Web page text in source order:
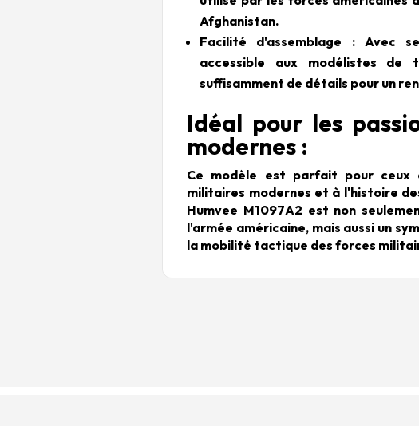
Afghanistan.
Facilité d'assemblage : Avec
accessible aux modélistes
suffisamment de détails pour un
Idéal pour les
modernes :
Ce modèle est parfait pour ceux
militaires modernes et à l'histoire
Humvee M1097A2 est non
l'armée américaine, mais aussi un
la mobilité tactique des forces